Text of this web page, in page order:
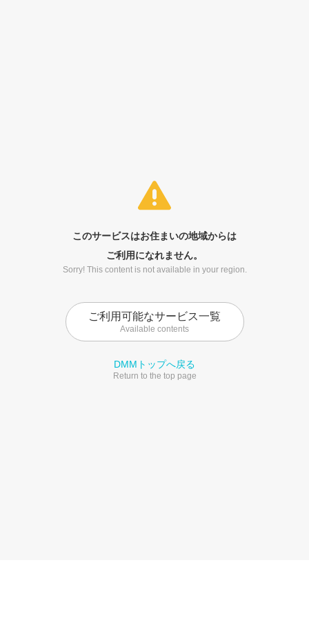
このサービスはお住まいの地域からは
ご利用になれません。
Sorry! This content is not available in your region.
ご利用可能なサービス一覧
Available contents
DMMトップへ戻る
Return to the top page